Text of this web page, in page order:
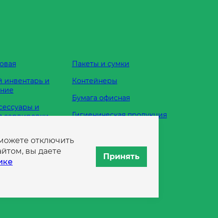
инвентарь и
и
сервировки
Пакеты и сумки
Контейнеры
Бумага офисная
Гигиеническая продукция
отключить
вы даете
Принять